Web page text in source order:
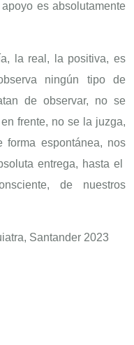
es absolutamente
la real, la positiva, es
ningún tipo de
de observar, no se
frente, no se la juzga,
espontánea, nos
entrega, hasta el
de nuestros
Santander 2023